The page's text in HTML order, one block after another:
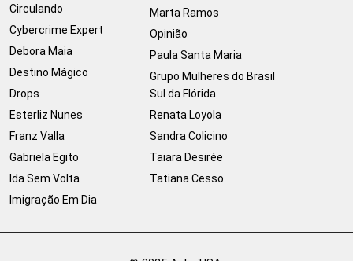
Circulando
Cybercrime Expert
Debora Maia
Destino Mágico
Drops
Esterliz Nunes
Franz Valla
Gabriela Egito
Ida Sem Volta
Imigração Em Dia
Marta Ramos
Opinião
Paula Santa Maria
Grupo Mulheres do Brasil
Sul da Flórida
Renata Loyola
Sandra Colicino
Taiara Desirée
Tatiana Cesso